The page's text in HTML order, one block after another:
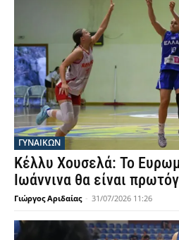
ΓΥΝΑΙΚΩΝ
Κέλλυ Χουσελά: Το
Ιωάννινα θα είναι
Γιώργος Αριδαίας - 31/07/2026 11:26